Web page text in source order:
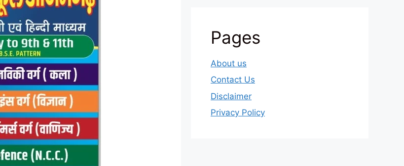
Pages
About us
Contact Us
Disclaimer
Privacy Policy